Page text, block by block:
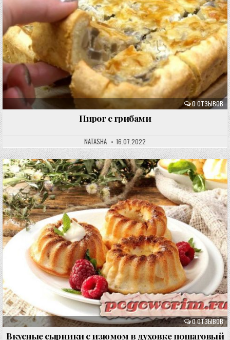
0 ОТЗЫВОВ
Пирог с грибами
NATASHA 16.07.2022
0 ОТЗЫВОВ
Вкусные сырники с изюмом в духовке пошаговый